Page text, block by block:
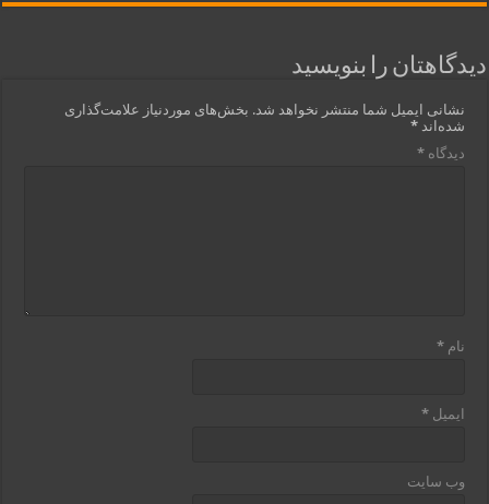
دیدگاهتان را بنویسید
نشانی ایمیل شما منتشر نخواهد شد. بخش‌های موردنیاز علامت‌گذاری
شده‌اند*
دیدگاه*
نام*
ایمیل*
وب‌ سایت